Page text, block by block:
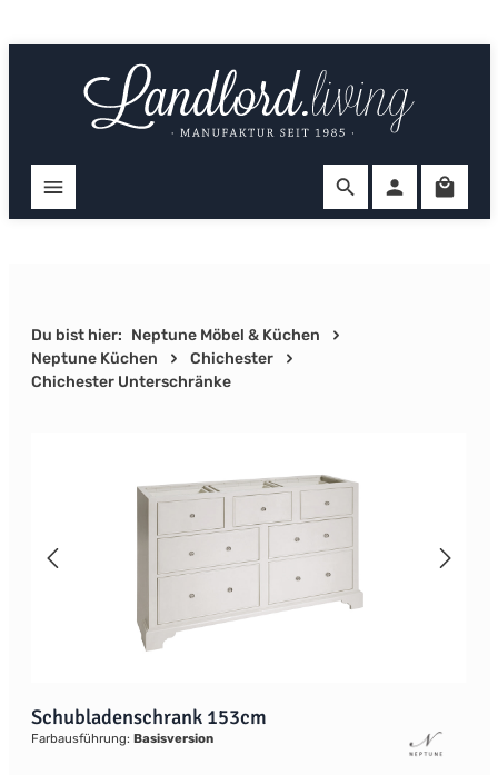
Du bist hier: Neptune Möbel & Küchen
Neptune Küchen
Chichester
Chichester Unterschränke
Schubladenschrank 153cm
Farbausführung: Basisversion